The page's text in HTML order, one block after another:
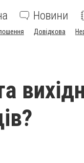
Новини
Довідкова